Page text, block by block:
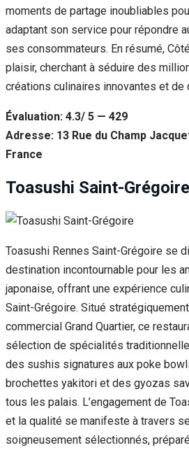
moments de partage inoubliables
adaptant son service pour répondre
ses consommateurs. En résumé,
plaisir, cherchant à séduire des
créations culinaires innovantes et de
Évaluation: 4.3/ 5 — 429
Adresse: 13 Rue du Champ
France
Toasushi Saint-Grégoire
Toasushi Rennes Saint-Grégoire se
destination incontournable pour les
japonaise, offrant une expérience
Saint-Grégoire. Situé
commercial Grand Quartier, ce
sélection de spécialités
des sushis signatures aux poke
brochettes yakitori et des gyozas
tous les palais. L’engagement de
et la qualité se manifeste à travers
soigneusement sélectionnés,